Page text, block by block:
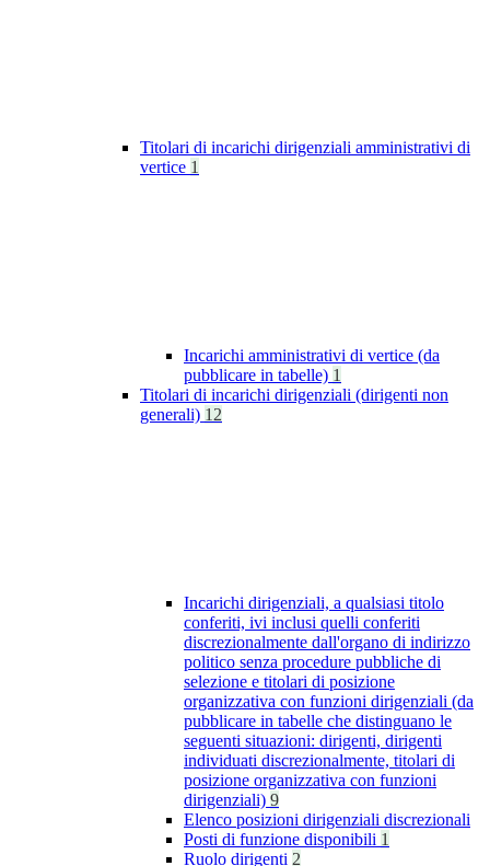
Titolari di incarichi dirigenziali amministrativi di
vertice 1
Incarichi amministrativi di vertice (da
pubblicare in tabelle) 1
Titolari di incarichi dirigenziali (dirigenti non
generali) 12
Incarichi dirigenziali, a qualsiasi titolo
conferiti, ivi inclusi quelli conferiti
discrezionalmente dall'organo di indirizzo
politico senza procedure pubbliche di
selezione e titolari di posizione
organizzativa con funzioni dirigenziali (da
pubblicare in tabelle che distinguano le
seguenti situazioni: dirigenti, dirigenti
individuati discrezionalmente, titolari di
posizione organizzativa con funzioni
dirigenziali) 9
Elenco posizioni dirigenziali discrezionali
Posti di funzione disponibili 1
Ruolo dirigenti 2